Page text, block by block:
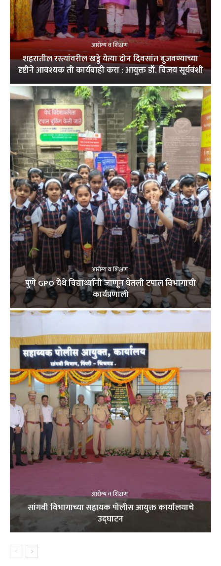
आरोग्य व शिक्षण
शहरातील रस्त्यांवरील खड्डे येत्या दोन दिवसांत बुजवण्याच्या
दृष्टीने आवश्यक ती कार्यवाही करा : आयुक्त डॉ. विजय सूर्यवंशी
आरोग्य व शिक्षण
पुणे GPO येथे विद्यार्थ्यांनी जाणून घेतली टपाल विभागाची
कार्यप्रणाली
आरोग्य व शिक्षण
सांगवी विभागाच्या सहायक पोलीस आयुक्त कार्यालयाचे
उद्घाटन